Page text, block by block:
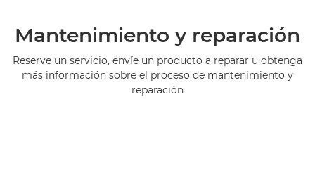
Mantenimiento y reparación
Reserve un servicio, envíe un producto a reparar u obtenga
más información sobre el proceso de mantenimiento y
reparación